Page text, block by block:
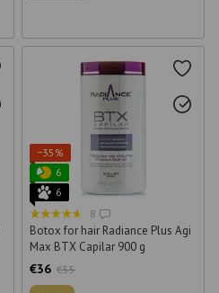
−35%
6
6
8
Botox for hair Radiance Plus Agi
Max BTX Capilar 900 g
€36 €55